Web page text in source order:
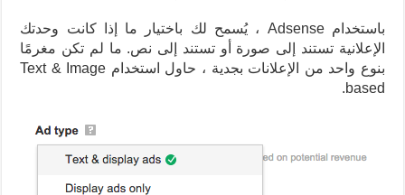
باستخدام Adsense ، يُسمح لك باختيار ما إذا كانت وحدتك
الإعلانية تستند إلى صورة أو تستند إلى نص. ما لم تكن مغرمًا
بنوع واحد من الإعلانات بجدية ، حاول استخدام Text & Image
based.